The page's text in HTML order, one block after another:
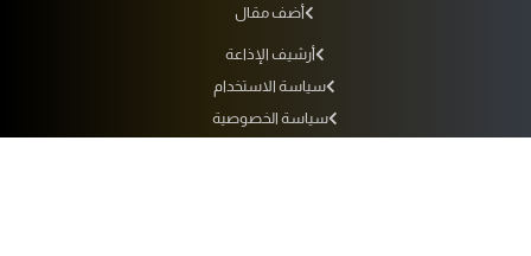
أضف مقال
أرشيف الإذاعة
سياسة الاستخدام
سياسة الخصوصية